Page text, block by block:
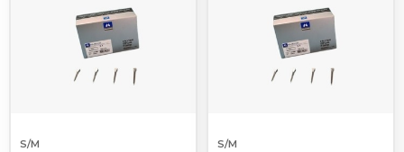
S/M S/M